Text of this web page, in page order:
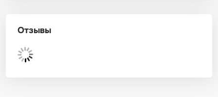
Отзывы